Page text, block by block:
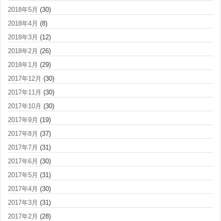
2018年5月 (30)
2018年4月 (8)
2018年3月 (12)
2018年2月 (26)
2018年1月 (29)
2017年12月 (30)
2017年11月 (30)
2017年10月 (30)
2017年9月 (19)
2017年8月 (37)
2017年7月 (31)
2017年6月 (30)
2017年5月 (31)
2017年4月 (30)
2017年3月 (31)
2017年2月 (28)